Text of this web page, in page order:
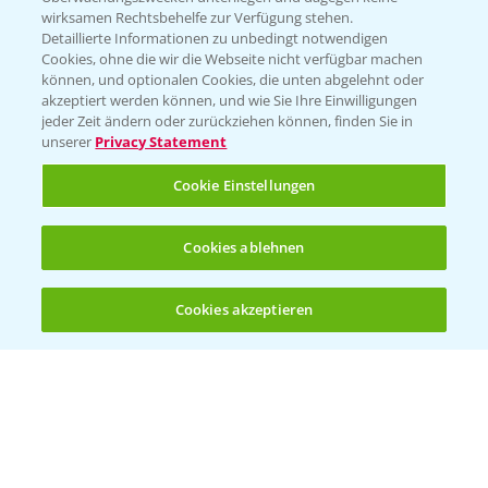
(noch 4)
Folgen Sie uns
Allgemeine Nutzungsbedingungen
Datenschutzerklärung
Impressum
Gebrauchshinweise
wirksamen Rechtsbehelfe zur Verfügung stehen.
Detaillierte Informationen zu unbedingt notwendigen
Cookies, ohne die wir die Webseite nicht verfügbar machen
können, und optionalen Cookies, die unten abgelehnt oder
akzeptiert werden können, und wie Sie Ihre Einwilligungen
jeder Zeit ändern oder zurückziehen können, finden Sie in
unserer Privacy Statement
Cookie Einstellungen
Cookies ablehnen
Cookies akzeptieren